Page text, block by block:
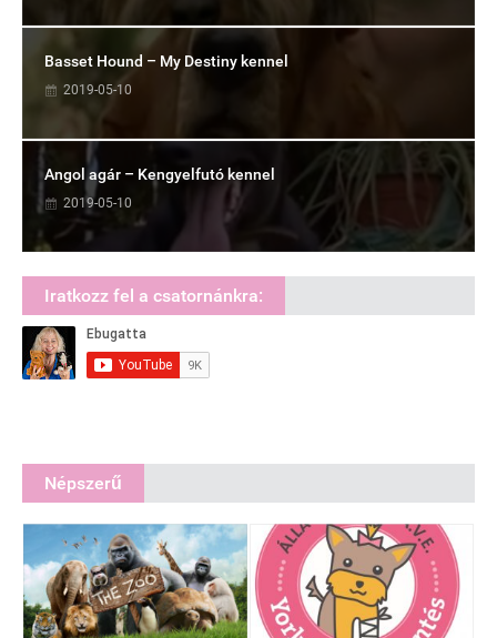
Basset Hound – My Destiny kennel
2019-05-10
Angol agár – Kengyelfutó kennel
2019-05-10
Iratkozz fel a csatornánkra:
Népszerű